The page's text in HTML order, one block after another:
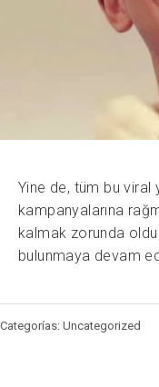
Yine de, tüm bu viral
kampanyalarına
kalmak zorunda
bulunmaya devam
Categorías: Uncategorized